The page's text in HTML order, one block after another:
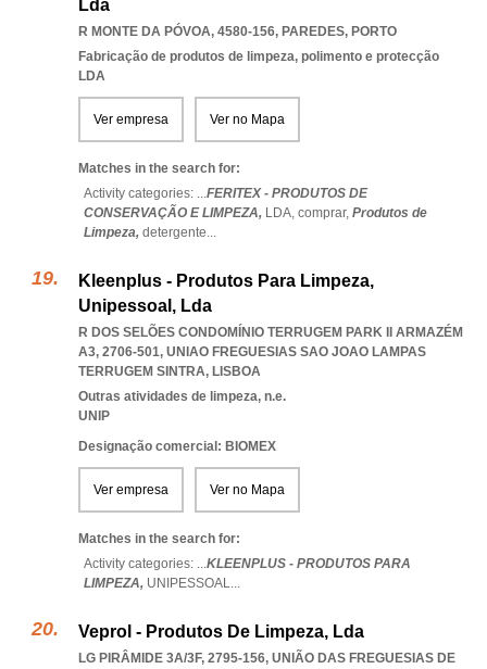
Lda
R MONTE DA PÓVOA, 4580-156, PAREDES, PORTO
Fabricação de produtos de limpeza, polimento e protecção
LDA
Ver empresa Ver no Mapa
Matches in the search for:
Activity categories: ...FERITEX - PRODUTOS DE
CONSERVAÇÃO E LIMPEZA, LDA, comprar, Produtos de
Limpeza, detergente...
Kleenplus - Produtos Para Limpeza,
Unipessoal, Lda
R DOS SELÕES CONDOMÍNIO TERRUGEM PARK II ARMAZÉM
A3, 2706-501, UNIAO FREGUESIAS SAO JOAO LAMPAS
TERRUGEM SINTRA, LISBOA
Outras atividades de limpeza, n.e.
UNIP
Designação comercial: BIOMEX
Ver empresa Ver no Mapa
Matches in the search for:
Activity categories: ...KLEENPLUS - PRODUTOS PARA
LIMPEZA, UNIPESSOAL...
Veprol - Produtos De Limpeza, Lda
LG PIRÂMIDE 3A/3F, 2795-156, UNIÃO DAS FREGUESIAS DE